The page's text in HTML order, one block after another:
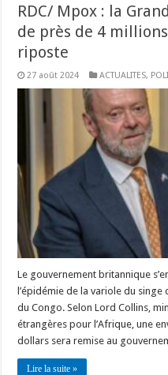
RDC/ Mpox : la
de près de 4
riposte
27 août 2024 ACTUALITES,
Le gouvernement britannique
l’épidémie de la variole du
du Congo. Selon Lord Collins,
étrangères pour l’Afrique, une
dollars sera remise au
Lire la suite »